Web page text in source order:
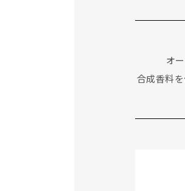
オ
合成香料